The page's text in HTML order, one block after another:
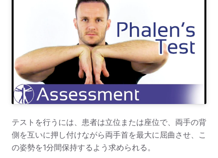
テストを行うには、患者は立位または座位で、両手の背
側を互いに押し付けながら両手首を最大に屈曲させ、こ
の姿勢を1分間保持するよう求められる。